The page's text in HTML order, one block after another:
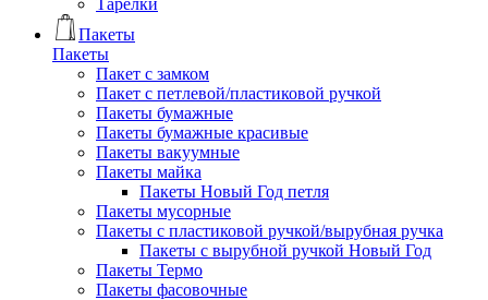
Тарелки
Пакеты
Пакеты
Пакет с замком
Пакет с петлевой/пластиковой ручкой
Пакеты бумажные
Пакеты бумажные красивые
Пакеты вакуумные
Пакеты майка
Пакеты Новый Год петля
Пакеты мусорные
Пакеты с пластиковой ручкой/вырубная ручка
Пакеты с вырубной ручкой Новый Год
Пакеты Термо
Пакеты фасовочные